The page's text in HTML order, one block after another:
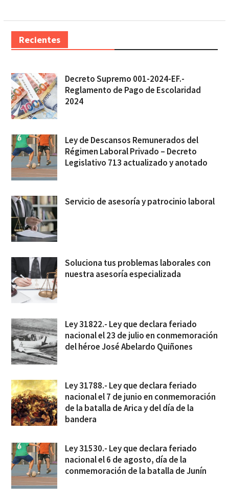
Recientes
Decreto Supremo 001-2024-EF.-
Reglamento de Pago de Escolaridad
2024
Ley de Descansos Remunerados del
Régimen Laboral Privado – Decreto
Legislativo 713 actualizado y anotado
Servicio de asesoría y patrocinio laboral
Soluciona tus problemas laborales con
nuestra asesoría especializada
Ley 31822.- Ley que declara feriado
nacional el 23 de julio en conmemoración
del héroe José Abelardo Quiñones
Ley 31788.- Ley que declara feriado
nacional el 7 de junio en conmemoración
de la batalla de Arica y del día de la
bandera
Ley 31530.- Ley que declara feriado
nacional el 6 de agosto, día de la
conmemoración de la batalla de Junín